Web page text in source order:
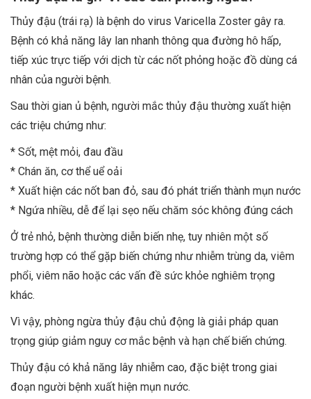
Thủy đậu (trái rạ) là bệnh do virus Varicella Zoster gây ra.
Bệnh có khả năng lây lan nhanh thông qua đường hô hấp,
tiếp xúc trực tiếp với dịch từ các nốt phỏng hoặc đồ dùng cá
nhân của người bệnh.
Sau thời gian ủ bệnh, người mắc thủy đậu thường xuất hiện
các triệu chứng như:
* Sốt, mệt mỏi, đau đầu
* Chán ăn, cơ thể uể oải
* Xuất hiện các nốt ban đỏ, sau đó phát triển thành mụn nước
* Ngứa nhiều, dễ để lại sẹo nếu chăm sóc không đúng cách
Ở trẻ nhỏ, bệnh thường diễn biến nhẹ, tuy nhiên một số
trường hợp có thể gặp biến chứng như nhiễm trùng da, viêm
phổi, viêm não hoặc các vấn đề sức khỏe nghiêm trọng
khác.
Vì vậy, phòng ngừa thủy đậu chủ động là giải pháp quan
trọng giúp giảm nguy cơ mắc bệnh và hạn chế biến chứng.
Thủy đậu có khả năng lây nhiễm cao, đặc biệt trong giai
đoạn người bệnh xuất hiện mụn nước.